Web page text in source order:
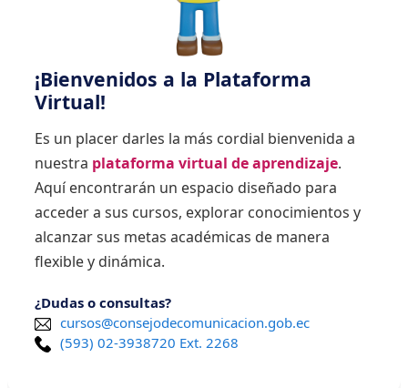
¡Bienvenidos a la Plataforma
Virtual!
Es un placer darles la más cordial bienvenida a
nuestra plataforma virtual de aprendizaje.
Aquí encontrarán un espacio diseñado para
acceder a sus cursos, explorar conocimientos y
alcanzar sus metas académicas de manera
flexible y dinámica.
¿Dudas o consultas?
cursos@consejodecomunicacion.gob.ec
(593) 02-3938720 Ext. 2268